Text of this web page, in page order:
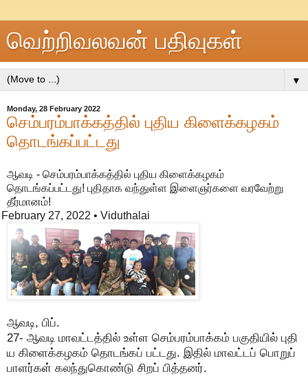
வெற்றிவலவன் பதிவுகள்
▼
Monday, 28 February 2022
செம்பரம்பாக்கத்தில் புதிய கிளைக்கழகம்
தொடங்கப்பட்டது
ஆவடி - செம்பரம்பாக்கத்தில் புதிய கிளைக்கழகம்
தொடங்கப்பட்டது! புதிதாக வந்துள்ள இளைஞர்களை வரவேற்று
தீர்மானம்!
27, 2022• Viduthalai
ஆவடி, பிப்.
27- ஆவடி மாவட்டத்தில் உள்ள செம்பரம்பாக்கம் பகுதியில் புதி
ய கிளைக்கழகம் தொடங்கப் பட்டது. இதில் மாவட்டப் பொறுப்
பாளர்கள் கலந்துகொண்டு சிறப் பித்தனர்.